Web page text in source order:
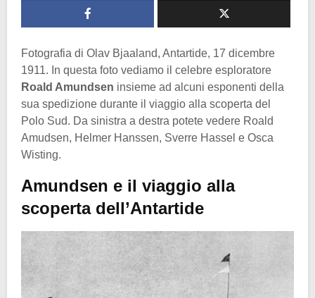
Fotografia di Olav Bjaaland, Antartide, 17 dicembre
1911. In questa foto vediamo il celebre esploratore
Roald Amundsen insieme ad alcuni esponenti della
sua spedizione durante il viaggio alla scoperta del
Polo Sud. Da sinistra a destra potete vedere Roald
Amudsen, Helmer Hanssen, Sverre Hassel e Osca
Wisting.
Amundsen e il viaggio alla
scoperta dell’Antartide